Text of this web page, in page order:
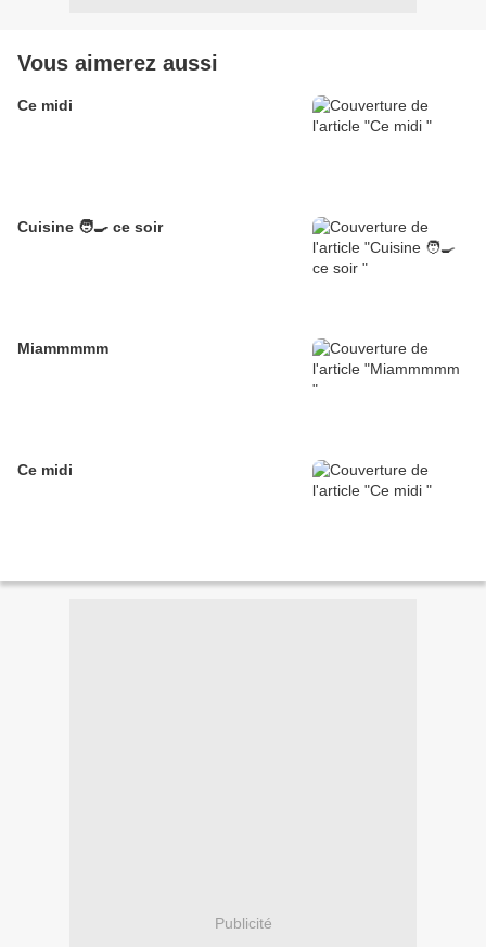
Vous aimerez aussi
Ce midi
Cuisine 🧑‍🍳 ce soir
Miammmmm
Ce midi
Publicité